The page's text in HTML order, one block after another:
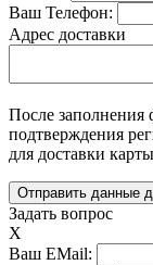
Ваш Телефон:
Адрес доставки
После
подтверждения
для доставки
Задать вопрос
X
Ваш EMail: